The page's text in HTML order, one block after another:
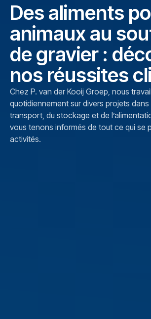
Des aliments
animaux au
de gravier :
nos réussites
Chez P. van der Kooij Groep, nous
quotidiennement sur divers projets
transport, du stockage et de
vous tenons informés de tout ce qui se
activités.